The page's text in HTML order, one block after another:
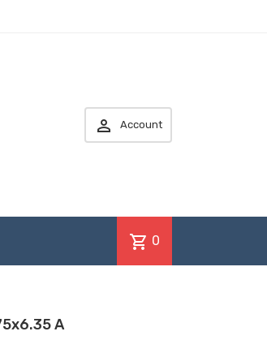
 Account
shopping_cart 0
A